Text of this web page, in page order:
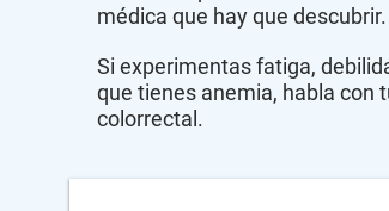
médica que hay que descubrir.
Si experimentas fatiga,
que tienes anemia, habla con
colorrectal.